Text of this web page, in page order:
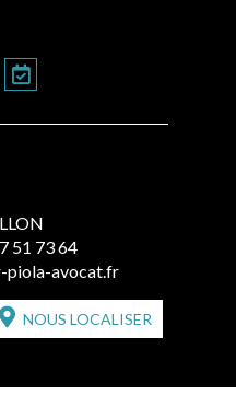
51 73 64
piola-avocat.fr
NOUS LOCALISER